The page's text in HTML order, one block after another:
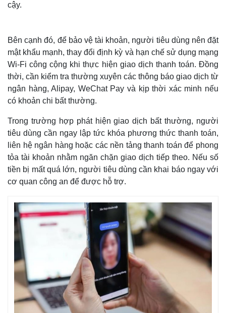
Quan sát
Cuộc sống đó đây
Hồ sơ
Video
Ảnh
E-Magazine
Infographic
cậy.
Bên cạnh đó, để bảo vệ tài khoản, người tiêu dùng nên đặt
mật khẩu mạnh, thay đổi định kỳ và hạn chế sử dụng mạng
Wi-Fi công cộng khi thực hiện giao dịch thanh toán. Đồng
thời, cần kiểm tra thường xuyên các thông báo giao dịch từ
ngân hàng, Alipay, WeChat Pay và kịp thời xác minh nếu
có khoản chi bất thường.
Trong trường hợp phát hiện giao dịch bất thường, người
tiêu dùng cần ngay lập tức khóa phương thức thanh toán,
liên hệ ngân hàng hoặc các nền tảng thanh toán để phong
tỏa tài khoản nhằm ngăn chặn giao dịch tiếp theo. Nếu số
tiền bị mất quá lớn, người tiêu dùng cần khai báo ngay với
cơ quan công an để được hỗ trợ.